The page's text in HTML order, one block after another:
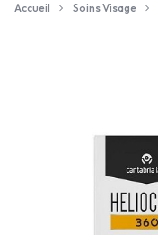
Accueil Soins Visage